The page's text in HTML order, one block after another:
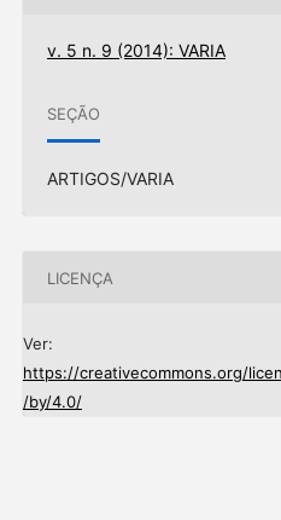
v. 5 n. 9 (2014): VARIA
SEÇÃO
ARTIGOS/VARIA
LICENÇA
Ver:
https://creativecommons.org/
/by/4.0/